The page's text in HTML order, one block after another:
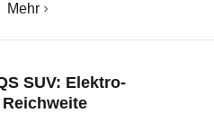
Mehr
SUV: Elektro-